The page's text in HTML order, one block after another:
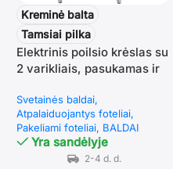
Kreminė balta
Tamsiai pilka
Elektrinis poilsio krėslas su
2 varikliais, pasukamas ir
Svetainės baldai
Atpalaiduojantys foteliai
Pakeliami foteliai BALDAI
Yra sandėlyje